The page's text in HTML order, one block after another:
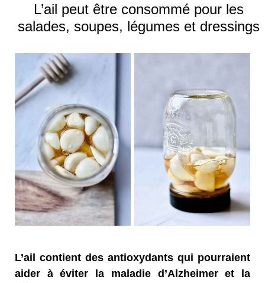
L’ail peut être consommé pour les
salades, soupes, légumes et dressings
L’ail contient des antioxydants qui pourraient
aider à éviter la maladie d’Alzheimer et la